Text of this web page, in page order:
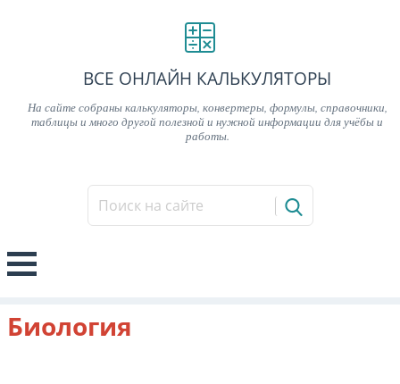
ВСЕ ОНЛАЙН КАЛЬКУЛЯТОРЫ
На сайте собраны калькуляторы, конвертеры, формулы, справочники,
таблицы и много другой полезной и нужной информации для учёбы и
работы.
Биология